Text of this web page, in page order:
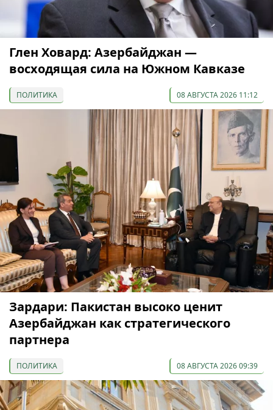
Глен Ховард: Азербайджан —
восходящая сила на Южном Кавказе
ПОЛИТИКА 08 АВГУСТА 2026 11:12
Зардари: Пакистан высоко ценит
Азербайджан как стратегического
партнера
ПОЛИТИКА 08 АВГУСТА 2026 09:39